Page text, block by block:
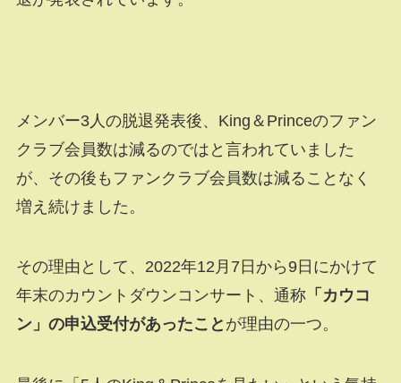
メンバー3人の脱退発表後、King＆Princeのファン
クラブ会員数は減るのではと言われていました
が、その後もファンクラブ会員数は減ることなく
増え続けました。
その理由として、2022年12月7日から9日にかけて
年末のカウントダウンコンサート、通称「カウコ
ン」の申込受付があったこと が理由の一つ。